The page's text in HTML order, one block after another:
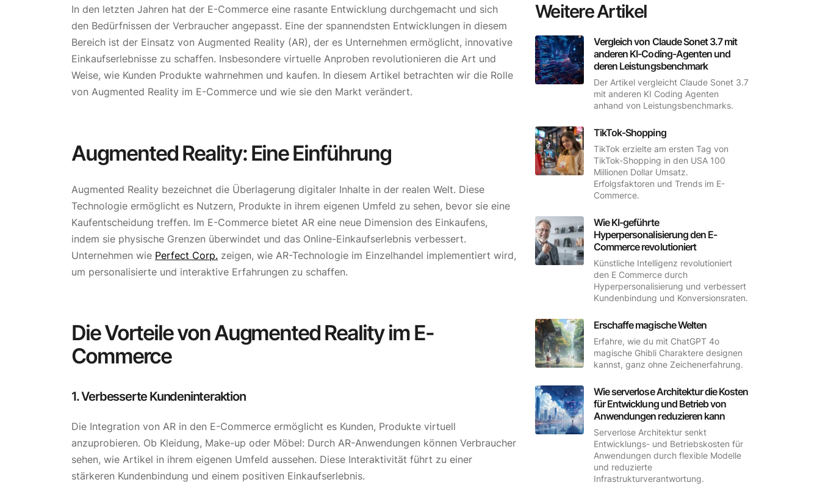
In den letzten Jahren hat der E-Commerce eine rasante Entwicklung durchgemacht und sich
den Bedürfnissen der Verbraucher angepasst. Eine der spannendsten Entwicklungen in diesem
Bereich ist der Einsatz von Augmented Reality (AR), der es Unternehmen ermöglicht, innovative
Einkaufserlebnisse zu schaffen. Insbesondere virtuelle Anproben revolutionieren die Art und
Weise, wie Kunden Produkte wahrnehmen und kaufen. In diesem Artikel betrachten wir die Rolle
von Augmented Reality im E-Commerce und wie sie den Markt verändert.
Augmented Reality: Eine Einführung
Augmented Reality bezeichnet die Überlagerung digitaler Inhalte in der realen Welt. Diese
Technologie ermöglicht es Nutzern, Produkte in ihrem eigenen Umfeld zu sehen, bevor sie eine
Kaufentscheidung treffen. Im E-Commerce bietet AR eine neue Dimension des Einkaufens,
indem sie physische Grenzen überwindet und das Online-Einkaufserlebnis verbessert.
Unternehmen wie Perfect Corp. zeigen, wie AR-Technologie im Einzelhandel implementiert wird,
um personalisierte und interaktive Erfahrungen zu schaffen.
Die Vorteile von Augmented Reality im E-
Commerce
1. Verbesserte Kundeninteraktion
Die Integration von AR in den E-Commerce ermöglicht es Kunden, Produkte virtuell
anzuprobieren. Ob Kleidung, Make-up oder Möbel: Durch AR-Anwendungen können Verbraucher
sehen, wie Artikel in ihrem eigenen Umfeld aussehen. Diese Interaktivität führt zu einer
stärkeren Kundenbindung und einem positiven Einkaufserlebnis.
Weitere Artikel
Vergleich von Claude Sonet 3.7 mit
anderen KI-Coding-Agenten und
deren Leistungsbenchmark
Der Artikel vergleicht Claude Sonet 3.7
mit anderen KI Coding Agenten
anhand von Leistungsbenchmarks.
TikTok-Shopping
TikTok erzielte am ersten Tag von
TikTok-Shopping in den USA 100
Millionen Dollar Umsatz.
Erfolgsfaktoren und Trends im E-
Commerce.
Wie KI-geführte
Hyperpersonalisierung den E-
Commerce revolutioniert
Künstliche Intelligenz revolutioniert
den E Commerce durch
Hyperpersonalisierung und verbessert
Kundenbindung und Konversionsraten.
Erschaffe magische Welten
Erfahre, wie du mit ChatGPT 4o
magische Ghibli Charaktere designen
kannst, ganz ohne Zeichenerfahrung.
Wie serverlose Architektur die Kosten
für Entwicklung und Betrieb von
Anwendungen reduzieren kann
Serverlose Architektur senkt
Entwicklungs- und Betriebskosten für
Anwendungen durch flexible Modelle
und reduzierte
Infrastrukturverantwortung.